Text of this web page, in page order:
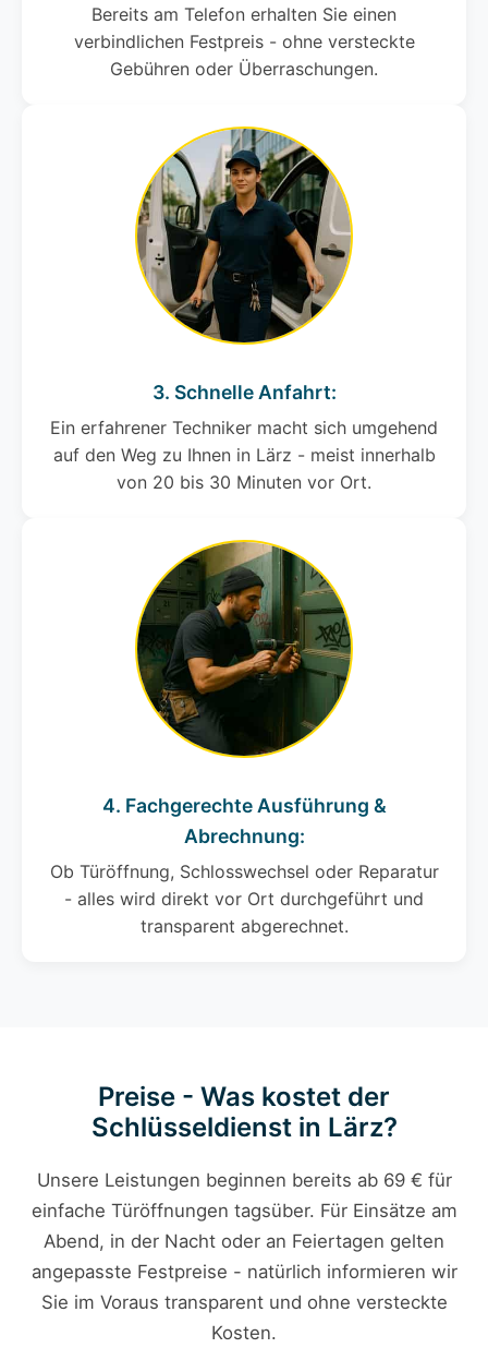
Bereits am Telefon erhalten Sie einen
verbindlichen Festpreis - ohne versteckte
Gebühren oder Überraschungen.
3. Schnelle Anfahrt:
Ein erfahrener Techniker macht sich umgehend
auf den Weg zu Ihnen in Lärz - meist innerhalb
von 20 bis 30 Minuten vor Ort.
4. Fachgerechte Ausführung &
Abrechnung:
Ob Türöffnung, Schlosswechsel oder Reparatur
- alles wird direkt vor Ort durchgeführt und
transparent abgerechnet.
Preise - Was kostet der
Schlüsseldienst in Lärz?
Unsere Leistungen beginnen bereits ab 69 € für
einfache Türöffnungen tagsüber. Für Einsätze am
Abend, in der Nacht oder an Feiertagen gelten
angepasste Festpreise - natürlich informieren wir
Sie im Voraus transparent und ohne versteckte
Kosten.